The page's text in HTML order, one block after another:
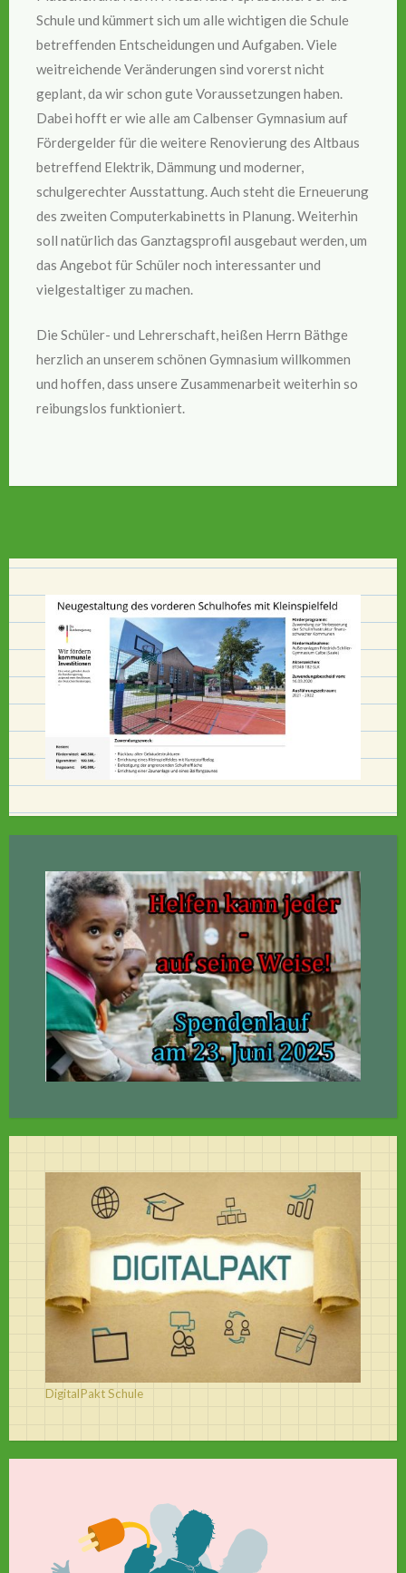
Schule und kümmert sich um alle wichtigen die Schule
betreffenden Entscheidungen und Aufgaben. Viele
weitreichende Veränderungen sind vorerst nicht
geplant, da wir schon gute Voraussetzungen haben.
Dabei hofft er wie alle am Calbenser Gymnasium auf
Fördergelder für die weitere Renovierung des Altbaus
betreffend Elektrik, Dämmung und moderner,
schulgerechter Ausstattung. Auch steht die Erneuerung
des zweiten Computerkabinetts in Planung. Weiterhin
soll natürlich das Ganztagsprofil ausgebaut werden, um
das Angebot für Schüler noch interessanter und
vielgestaltiger zu machen.
Die Schüler- und Lehrerschaft, heißen Herrn Bäthge
herzlich an unserem schönen Gymnasium willkommen
und hoffen, dass unsere Zusammenarbeit weiterhin so
reibungslos funktioniert.
DigitalPakt Schule